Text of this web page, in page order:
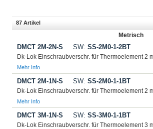
87 Artikel
Metrisch
DMCT 2M-2N-S SW: SS-2M0-1-2BT
Dk-Lok Einschraubverschr. für Thermoelement 2
Mehr Info
DMCT 2M-1N-S SW: SS-2M0-1-1BT
Dk-Lok Einschraubverschr. für Thermoelement 2
Mehr Info
DMCT 3M-1N-S SW: SS-3M0-1-1BT
Dk-Lok Einschraubverschr. für Thermoelement 3